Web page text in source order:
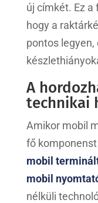
új címkét. Ez
hogy a
pontos
A
technikai
Amikor mobil
fő
mobil
mobil
nélküli